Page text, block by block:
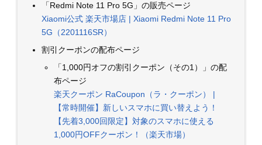
「Redmi Note 11 Pro 5G」の販売ページ
Xiaomi公式 楽天市場店 | Xiaomi Redmi Note 11 Pro
5G（2201116SR）
割引クーポンの配布ページ
「1,000円オフの割引クーポン（その1）」の配
布ページ
楽天クーポン RaCoupon（ラ・クーポン） |
【常時開催】新しいスマホに買い替えよう！
【先着3,000回限定】対象のスマホに使える
1,000円OFFクーポン！（楽天市場）